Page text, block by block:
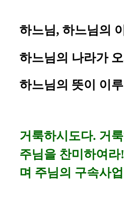
하느님, 하느님의
하느님의 나라가
하느님의 뜻이 이
거룩하시도다. 거
주님을 찬미하여
며 주님의 구속사